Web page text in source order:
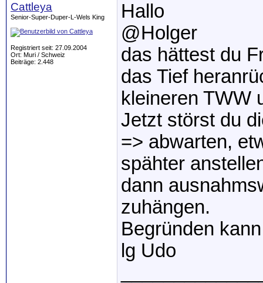
Cattleya
Senior-Super-Duper-L-Wels King
Registriert seit: 27.09.2004
Ort: Muri / Schweiz
Beiträge: 2.448
Hallo
@Holger
das hättest du
das Tief
kleineren TWW
Jetzt störst du
=> abwarten,
spähter
dann
zuhängen.
Begründen
lg Udo